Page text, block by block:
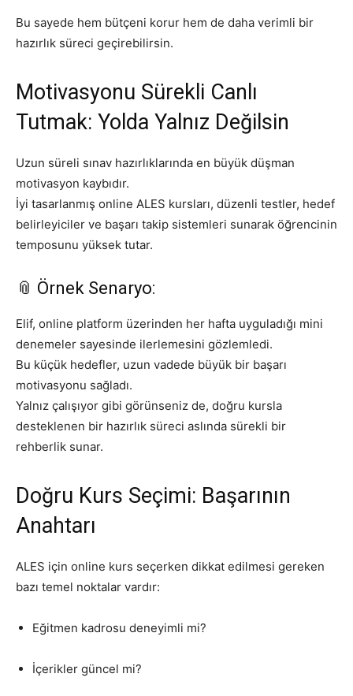
Bu sayede hem bütçeni korur hem de daha verimli bir
hazırlık süreci geçirebilirsin.
Motivasyonu Sürekli Canlı
Tutmak: Yolda Yalnız Değilsin
Uzun süreli sınav hazırlıklarında en büyük düşman
motivasyon kaybıdır.
İyi tasarlanmış online ALES kursları, düzenli testler, hedef
belirleyiciler ve başarı takip sistemleri sunarak öğrencinin
temposunu yüksek tutar.
📎 Örnek Senaryo:
Elif, online platform üzerinden her hafta uyguladığı mini
denemeler sayesinde ilerlemesini gözlemledi.
Bu küçük hedefler, uzun vadede büyük bir başarı
motivasyonu sağladı.
Yalnız çalışıyor gibi görünseniz de, doğru kursla
desteklenen bir hazırlık süreci aslında sürekli bir
rehberlik sunar.
Doğru Kurs Seçimi: Başarının
Anahtarı
ALES için online kurs seçerken dikkat edilmesi gereken
bazı temel noktalar vardır:
Eğitmen kadrosu deneyimli mi?
İçerikler güncel mi?